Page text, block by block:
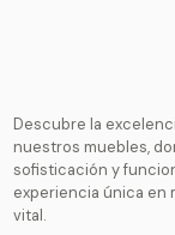
Descubre la
nuestros muebles,
sofisticación y
experiencia única en
vital.